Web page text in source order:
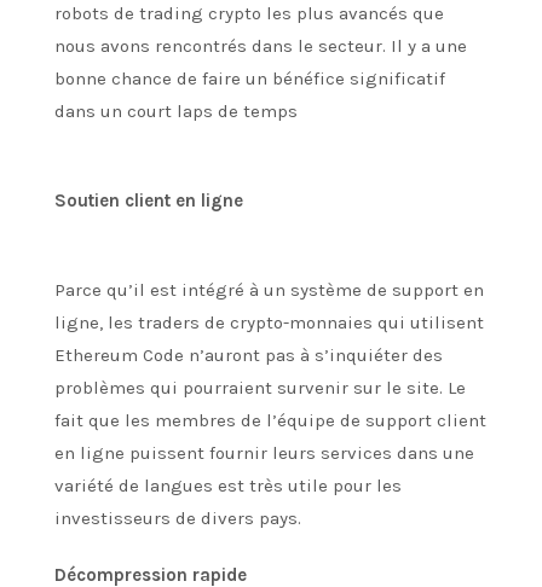
robots de trading crypto les plus avancés que
nous avons rencontrés dans le secteur. Il y a une
bonne chance de faire un bénéfice significatif
dans un court laps de temps
Soutien client en ligne
Parce qu’il est intégré à un système de support en
ligne, les traders de crypto-monnaies qui utilisent
Ethereum Code n’auront pas à s’inquiéter des
problèmes qui pourraient survenir sur le site. Le
fait que les membres de l’équipe de support client
en ligne puissent fournir leurs services dans une
variété de langues est très utile pour les
investisseurs de divers pays.
Décompression rapide